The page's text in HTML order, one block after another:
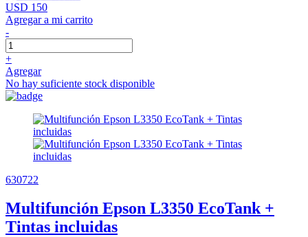
USD 150
Agregar a mi carrito
-
+
Agregar
No hay suficiente stock disponible
630722
Multifunción Epson L3350 EcoTank +
Tintas incluidas